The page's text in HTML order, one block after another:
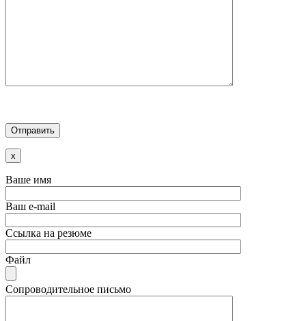
x
Ваше имя
Ваш e-mail
Ссылка на резюме
Файл
Сопроводительное письмо